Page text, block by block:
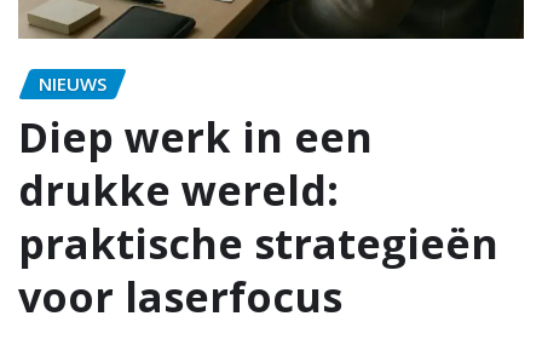
NIEUWS
Diep werk in een
drukke wereld:
praktische strategieën
voor laserfocus